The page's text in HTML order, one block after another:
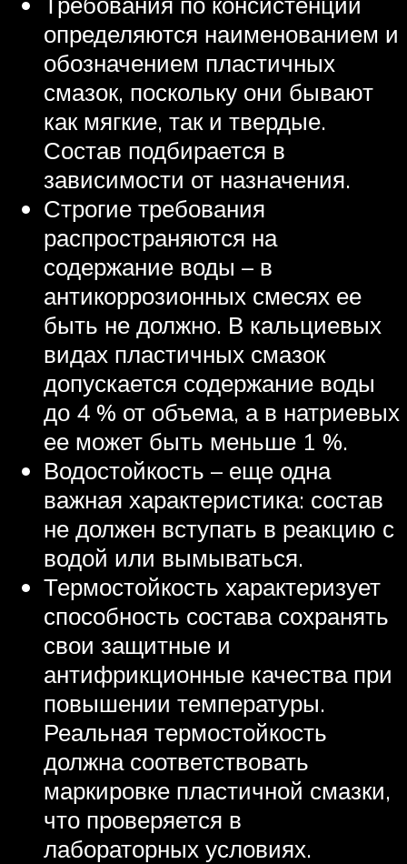
определяются наименованием и
обозначением пластичных
смазок, поскольку они бывают
как мягкие, так и твердые.
Состав подбирается в
зависимости от назначения.
Строгие требования
распространяются на
содержание воды – в
антикоррозионных смесях ее
быть не должно. В кальциевых
видах пластичных смазок
допускается содержание воды
до 4 % от объема, а в натриевых
ее может быть меньше 1 %.
Водостойкость – еще одна
важная характеристика: состав
не должен вступать в реакцию с
водой или вымываться.
Термостойкость характеризует
способность состава сохранять
свои защитные и
антифрикционные качества при
повышении температуры.
Реальная термостойкость
должна соответствовать
маркировке пластичной смазки,
что проверяется в
лабораторных условиях.